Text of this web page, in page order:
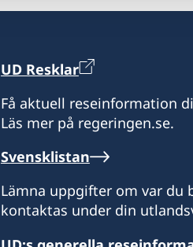
UD Resklar
Få aktuell reseinformation
Läs mer på regeringen.se.
Svensklistan
Lämna uppgifter om var du
kontaktas under din